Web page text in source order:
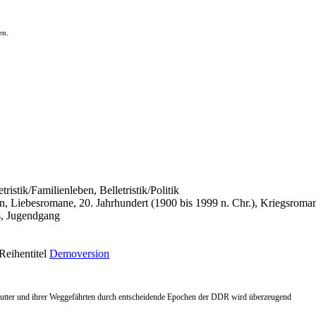
Familienleben, Belletristik/Politik
20. Jahrhundert (1900 bis 1999 n. Chr.),
Demoversion
und ihrer Weggefährten durch entscheidende Epochen der DDR wird überzeugend